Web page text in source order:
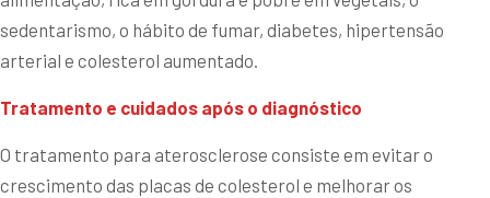
sedentarismo, o hábito de fumar, diabetes, hipertensão
arterial e colesterol aumentado.
Tratamento e cuidados após o diagnóstico
O tratamento para aterosclerose consiste em evitar o
crescimento das placas de colesterol e melhorar os